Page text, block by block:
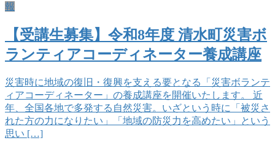
報
【受講生募集】令和8年度 清水町災害ボ
ランティアコーディネーター養成講座
災害時に地域の復旧・復興を支える要となる「災害ボランテ
ィアコーディネーター」の養成講座を開催いたします。 近
年、全国各地で多発する自然災害。いざという時に「被災さ
れた方の力になりたい」「地域の防災力を高めたい」という
思い […]